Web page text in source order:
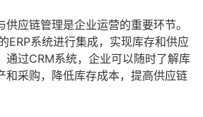
应链管理是企业运营的重要环节。
ERP系统进行集成，实现库存和供应
通过CRM系统，企业可以随时了解库
和采购，降低库存成本，提高供应链